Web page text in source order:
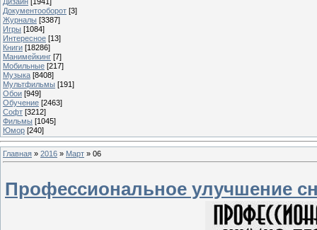
Документооборот [3]
Журналы [3387]
Игры [1084]
Интересное [13]
Книги [18286]
Манимейкинг [7]
Мобильные [217]
Музыка [8408]
Мультфильмы [191]
Обои [949]
Обучение [2463]
Софт [3212]
Фильмы [1045]
Юмор [240]
Главная » 2016 » Март » 06
Профессиональное улучшение